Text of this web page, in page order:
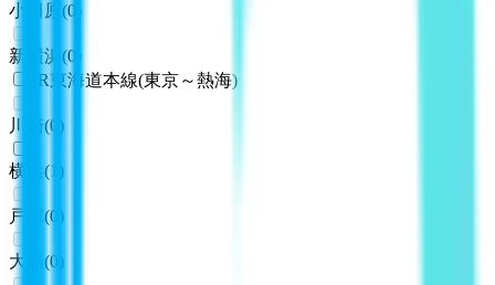
小田原 (0 )
新横浜 (0 )
JR東海道本線(東京～熱海)
川崎(0 )
横浜 (1 )
戸塚 (0 )
大船 (0 )